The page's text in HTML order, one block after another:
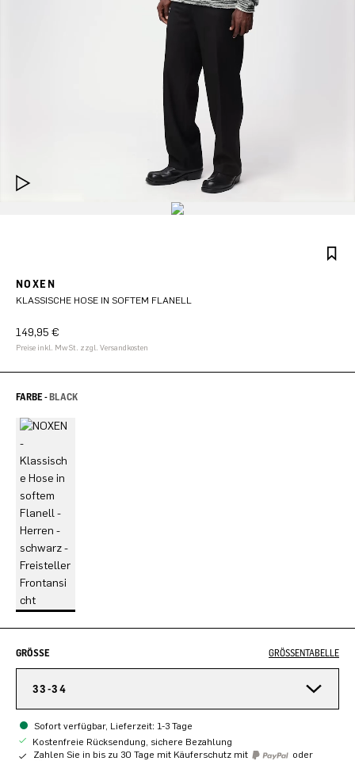
NOXEN
KLASSISCHE HOSE IN SOFTEM FLANELL
149,95 €
Preise inkl. MwSt. zzgl. Versandkosten
FARBE -BLACK
GRÖSSE GRÖSSENTABELLE
33-34
Sofort verfügbar, Lieferzeit: 1-3 Tage
Kostenfreie Rücksendung, sichere Bezahlung
Zahlen Sie in bis zu 30 Tage mit Käuferschutz mit
oder